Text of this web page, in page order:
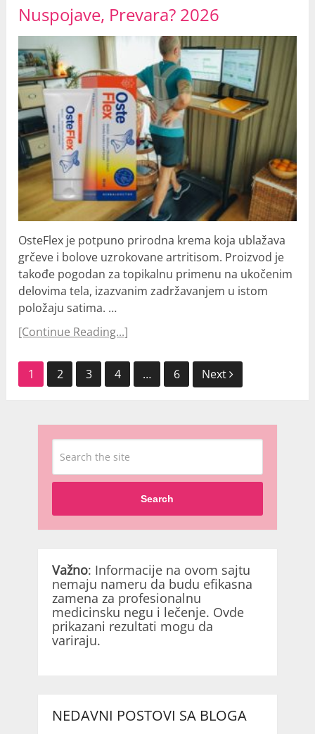
Nuspojave, Prevara? 2026
OsteFlex je potpuno prirodna krema koja ublažava
grčeve i bolove uzrokovane artritisom. Proizvod je
takođe pogodan za topikalnu primenu na ukočenim
delovima tela, izazvanim zadržavanjem u istom
položaju satima. …
[Continue Reading...]
Кретање
1 2 3 4 … 6 Next
Search
Važno: Informacije na ovom sajtu
nemaju nameru da budu efikasna
zamena za profesionalnu
medicinsku negu i lečenje. Ovde
prikazani rezultati mogu da
variraju.
NEDAVNI POSTOVI SA BLOGA